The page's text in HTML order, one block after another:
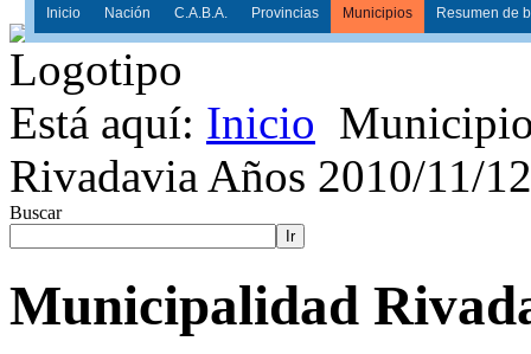
Inicio Nación C.A.B.A. Provincias Municipios Resumen de
Está aquí: Inicio
Rivadavia Años 2010/11/12
Buscar
Ir
Municipalidad